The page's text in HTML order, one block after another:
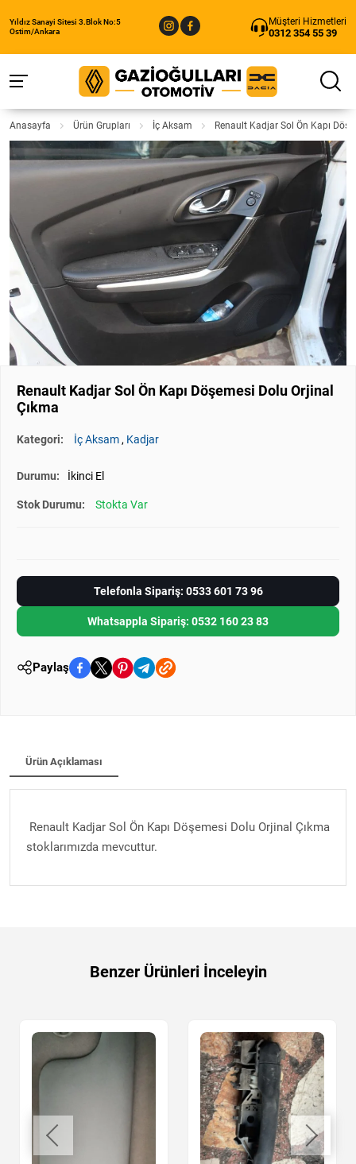
Yıldız Sanayi Sitesi 3.Blok No:5
Ostim/Ankara
Müşteri Hizmetleri
0312 354 55 39
Anasayfa Ürün Grupları İç Aksam Renault Kadjar Sol Ön Kapı
Renault Kadjar Sol Ön Kapı Döşemesi Dolu Orjinal
Çıkma
Kategori: İç Aksam , Kadjar
Durumu: İkinci El
Stok Durumu: Stokta Var
Telefonla Sipariş: 0533 601 73 96
Whatsappla Sipariş: 0532 160 23 83
Paylaş
Ürün Açıklaması
Renault Kadjar Sol Ön Kapı Döşemesi Dolu Orjinal Çıkma
stoklarımızda mevcuttur.
Benzer Ürünleri İnceleyin